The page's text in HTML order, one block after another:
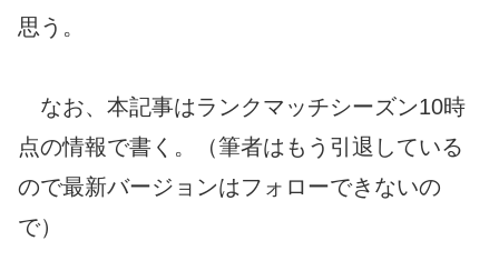
思う。
なお、本記事はランクマッチシーズン10時
点の情報で書く。（筆者はもう引退している
ので最新バージョンはフォローできないの
で）